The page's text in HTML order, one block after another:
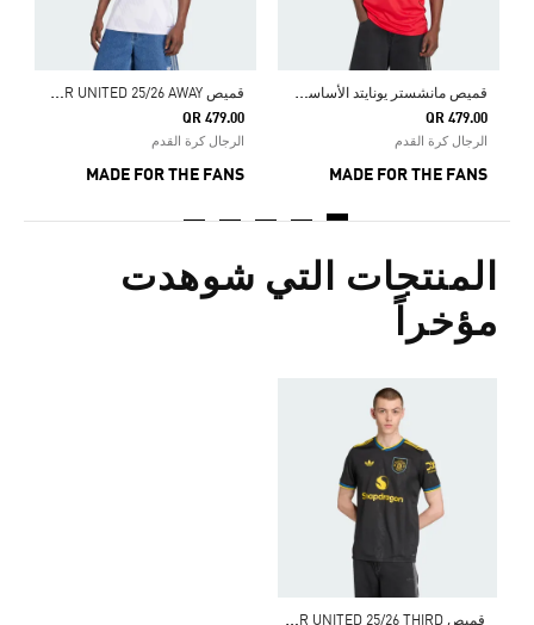
ق
ميص مانشستر يونايتد الأساسي 25/26
QR 479.00
الرجال كرة القدم
MADE FOR THE FANS
ق
ميص MANCHESTER UNITED 25/26 AWAY
QR 479.00
الرجال كرة القدم
MADE FOR THE FANS
المنتجات التي شوهدت
مؤخراً
ق
ميص MANCHESTER UNITED 25/26 THIRD